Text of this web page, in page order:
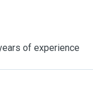
of experience